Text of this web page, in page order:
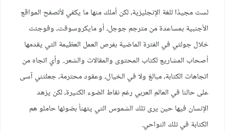
لست مجيدًا للغة الإنجليزية، لكن أملك منها ما يكفي لأتصفح المواقع
الأجنبية بمساعدة من مترجم جوجل، أو مايكروسوفت، وفوجئت
خلال جولتي في الفترة الماضية بفرص العمل العظيمة التي يقدمها
أصحاب المشاريع لكتاب المحتوى والمقالات والشعر.. وأي اتجاه من
اتجاهات الكتابة، مبالغ ولا في الخيال، وعقود محترمة، جعلتني آسى
على حالنا في العالم العربي رغم نقاط الضوء الكثيرة، لكن يزهد
الإنسان فيها حين يرى تلك الشموس التي يتهنأ بضوئها حاملو هم
الكتابة في تلك النواحي.